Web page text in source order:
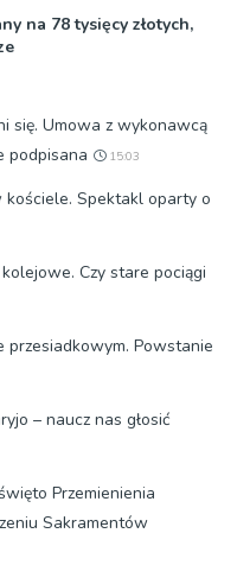
na 78 tysięcy złotych,
się. Umowa z wykonawcą
podpisana
15:03
Spektakl oparty o
Czy stare pociągi
przesiadkowym. Powstanie
– naucz nas głosić
Przemienienia
Sakramentów